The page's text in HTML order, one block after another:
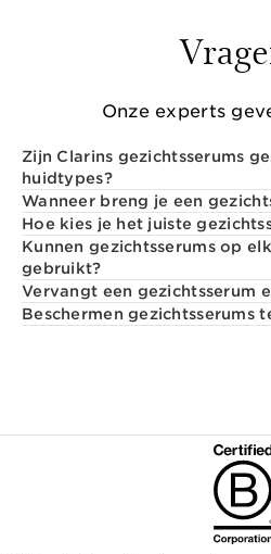
Onze experts
Zijn Clarins gezichtsserums
huidtypes?
Wanneer breng je een
Hoe kies je het juiste
Kunnen gezichtsserums op
gebruikt?
Vervangt een gezichtsserum
Beschermen gezichtsserums